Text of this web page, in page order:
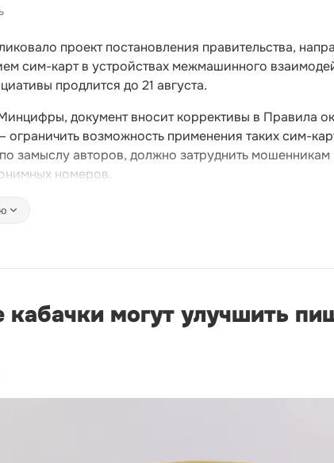
проект постановления правительства,
сим-карт в устройствах межмашинного
продлится до 21 августа.
документ вносит коррективы в Правила
ограничить возможность применения таких сим-
замыслу авторов, должно затруднить
номеров.
могут улучшить